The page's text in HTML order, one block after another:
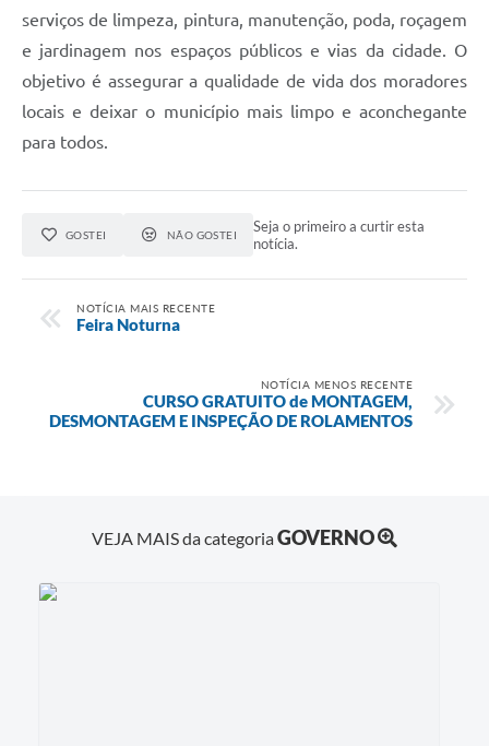
serviços de limpeza, pintura, manutenção, poda, roçagem
e jardinagem nos espaços públicos e vias da cidade. O
objetivo é assegurar a qualidade de vida dos moradores
locais e deixar o município mais limpo e aconchegante
para todos.
GOSTEI NÃO GOSTEI
Seja o primeiro a curtir esta
notícia.
NOTÍCIA MAIS RECENTE
Feira Noturna
NOTÍCIA MENOS RECENTE
CURSO GRATUITO de MONTAGEM,
DESMONTAGEM E INSPEÇÃO DE ROLAMENTOS
VEJA MAIS da categoriaGOVERNO